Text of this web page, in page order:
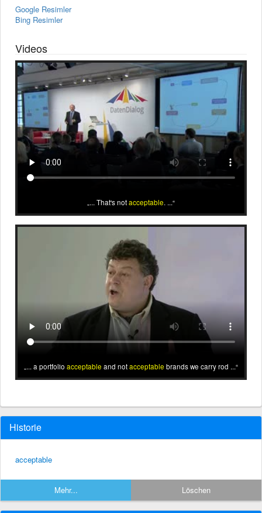
Google Resimler
Bing Resimler
Videos
... That's notacceptable. ...
... a portfolio acceptable and notacceptable brands we carry rod ...
Historie
acceptable
Mehr... Löschen